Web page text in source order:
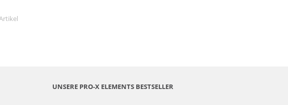
UNSERE PRO-X ELEMENTS BESTSELLER
Nachhaltig